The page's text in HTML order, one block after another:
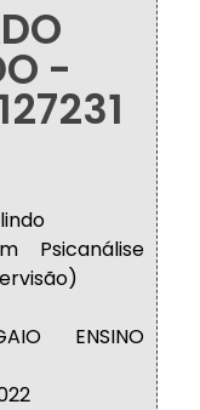
-
Psicanálise
ENSINO